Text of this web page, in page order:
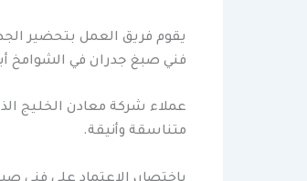
يقوم فريق العمل بتحضير
فني صبغ جدران في الشوامخ
عملاء شركة معادن الخليج
متناسقة وأنيقة.